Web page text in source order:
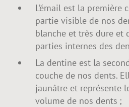
L’émail est la première
partie visible de nos
blanche et très dure et
parties internes des
La dentine est la
couche de nos dents.
jaunâtre et représente
volume de nos dents ;